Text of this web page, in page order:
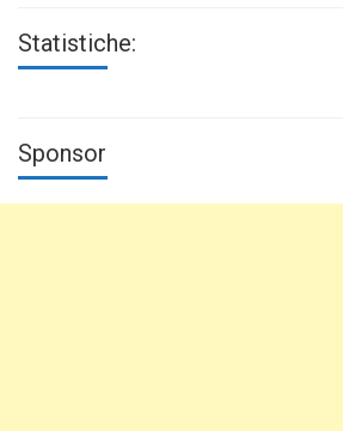
Statistiche:
Sponsor